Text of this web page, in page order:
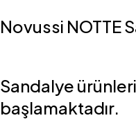
Novussi NOTTE
Sandalye
başlamaktadır.